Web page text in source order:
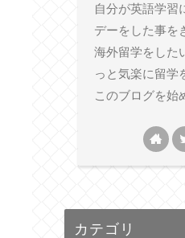
自分が英語学習
デーをした事を
海外留学をした
っと気楽に留学
このブログを始
カテゴリ